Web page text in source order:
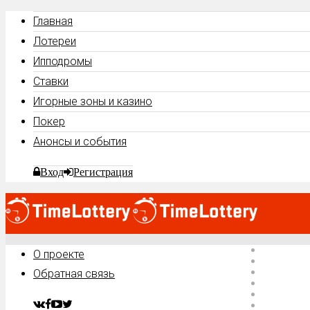
Главная
Лотереи
Ипподромы
Ставки
Игорные зоны и казино
Покер
Анонсы и события
Вход Регистрация
О проекте
Обратная связь